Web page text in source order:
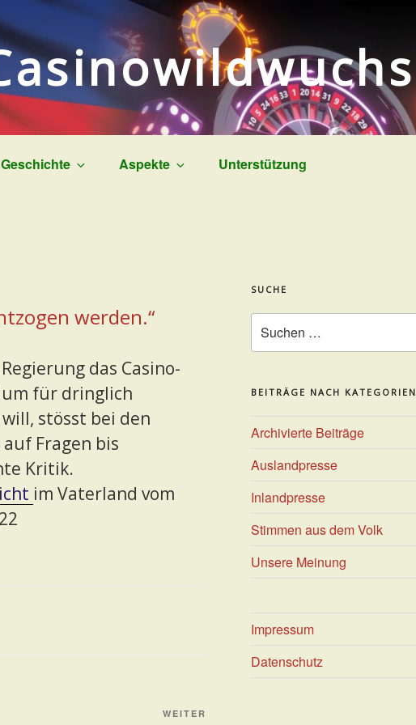
Geschichte Aspekte Unterstützung
werden.“
das Casino-
für dringlich
stösst bei den
Fragen bis
Kritik.
im Vaterland vom
WEITER
SUCHE
nach:
BEITRÄGE NACH KATEGORIEN
Archivierte Beiträge
Auslandpresse
Inlandpresse
Stimmen aus dem Volk
Unsere Meinung
Impressum
Datenschutz